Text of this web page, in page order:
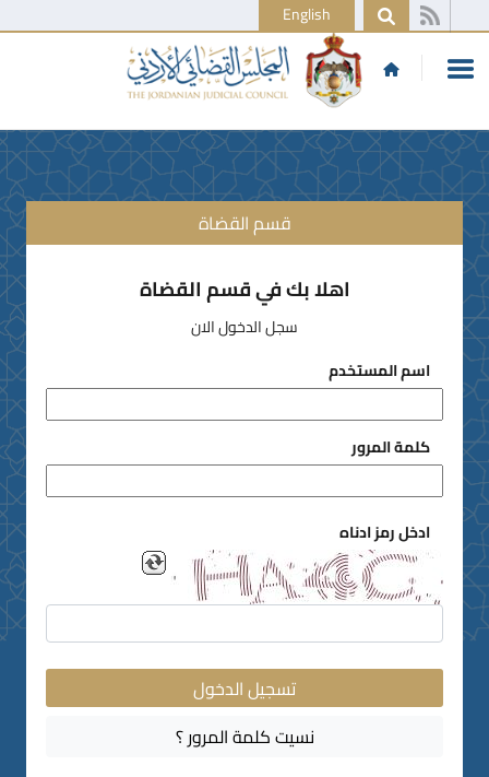
English
قسم القضاة
اهلا بك في قسم القضاة
سجل الدخول الان
اسم المستخدم
كلمة المرور
ادخل رمز ادناه